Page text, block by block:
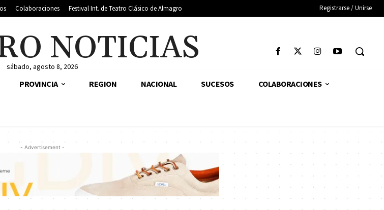
Colaboraciones Festival Int. de Teatro Clásico de Almagro Registrarse / Unirse
NOTICIAS
sábado, agosto 8, 2026
PROVINCIA REGION NACIONAL SUCESOS COLABORACIONES
- Advertisement -